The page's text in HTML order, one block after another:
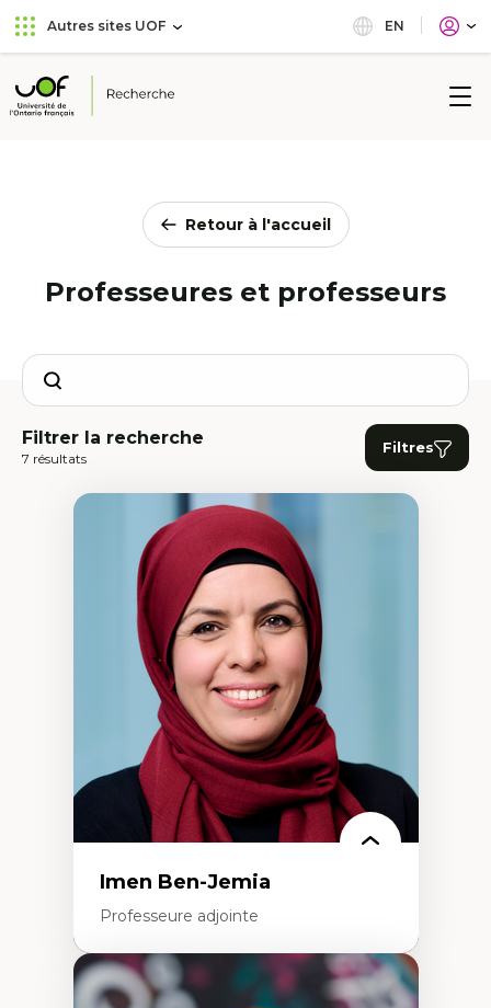
Aller
au
principal
Passer
au
Autres sites UOF EN
Université
Retour à l'accueil
Professeures et professeurs
Search
Filtrer la recherche
7 résultats
Filtres
Imen Ben-Jemia
Professeure adjointe
Expertises